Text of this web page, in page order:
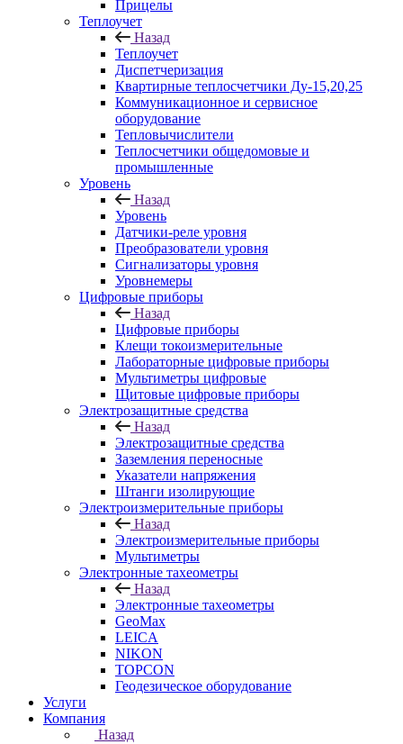
Прицелы
Теплоучет
Назад
Теплоучет
Диспетчеризация
Квартирные теплосчетчики Ду-15,20,25
Коммуникационное и сервисное
оборудование
Тепловычислители
Теплосчетчики общедомовые и
промышленные
Уровень
Назад
Уровень
Датчики-реле уровня
Преобразователи уровня
Сигнализаторы уровня
Уровнемеры
Цифровые приборы
Назад
Цифровые приборы
Клещи токоизмерительные
Лабораторные цифровые приборы
Мультиметры цифровые
Щитовые цифровые приборы
Электрозащитные средства
Назад
Электрозащитные средства
Заземления переносные
Указатели напряжения
Штанги изолирующие
Электроизмерительные приборы
Назад
Электроизмерительные приборы
Мультиметры
Электронные тахеометры
Назад
Электронные тахеометры
GeoMax
LEICA
NIKON
TOPCON
Геодезическое оборудование
Услуги
Компания
Назад